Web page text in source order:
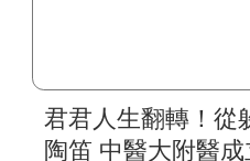
君君人生翻轉！從
陶笛 中醫大附醫